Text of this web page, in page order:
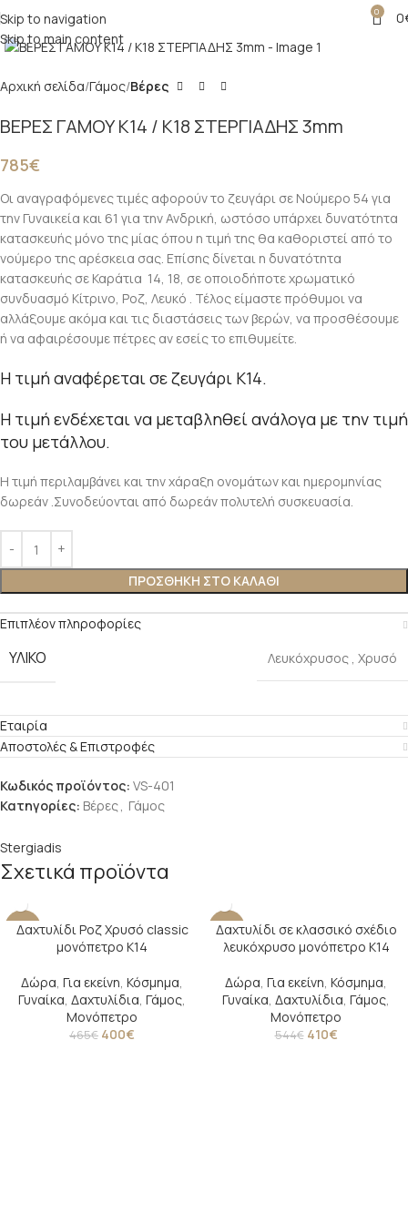
Skip to navigation
Skip to main content
0 0
Click to enlarge
Αρχική σελίδα Γάμος Βέρες
ΒΕΡΕΣ ΓΑΜΟΥ Κ14 / K18 ΣΤΕΡΓΙΑΔΗΣ 3mm
785€
Οι αναγραφόμενες τιμές αφορούν το ζευγάρι σε Νούμερο 54 για
την Γυναικεία και 61 για την Ανδρική, ωστόσο υπάρχει δυνατότητα
κατασκευής μόνο της μίας όπου η τιμή της θα καθοριστεί από το
νούμερο της αρέσκεια σας. Επίσης δίνεται η δυνατότητα
κατασκευής σε Καράτια 14, 18, σε οποιοδήποτε χρωματικό
συνδυασμό Κίτρινο, Ροζ, Λευκό . Τέλος είμαστε πρόθυμοι να
αλλάξουμε ακόμα και τις διαστάσεις των βερών, να προσθέσουμε
ή να αφαιρέσουμε πέτρες αν εσείς το επιθυμείτε.
Η τιμή αναφέρεται σε ζευγάρι K14.
Η τιμή ενδέχεται να μεταβληθεί ανάλογα με την τιμή
του μετάλλου.
Η τιμή περιλαμβάνει και την χάραξη ονομάτων και ημερομηνίας
δωρεάν .Συνοδεύονται από δωρεάν πολυτελή συσκευασία.
ΠΡΟΣΘΉΚΗ ΣΤΟ ΚΑΛΆΘΙ
Επιπλέον πληροφορίες
ΥΛΙΚΌ Λευκόχρυσος , Χρυσό
Εταιρία
Αποστολές & Επιστροφές
Κωδικός προϊόντος: VS-401
Κατηγορίες: Βέρες, Γάμος
Stergiadis
Σχετικά προϊόντα
-14%
Δαχτυλίδι Ροζ Χρυσό classic
μονόπετρο Κ14
Δώρα, Για εκείνη, Κόσμημα,
Γυναίκα, Δαχτυλίδια, Γάμος,
Μονόπετρο
465€ 400€
-25%
Δαχτυλίδι σε κλασσικό σχέδιο
λευκόχρυσο μονόπετρο Κ14
Δώρα, Για εκείνη, Κόσμημα,
Γυναίκα, Δαχτυλίδια, Γάμος,
Μονόπετρο
544€ 410€